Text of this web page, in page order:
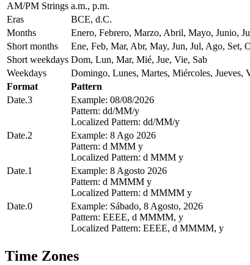
AM/PM Strings a.m., p.m.
Eras
BCE, d.C.
Months
Enero, Febrero, Marzo, Abril, Mayo, Junio,
Short months
Ene, Feb, Mar, Abr, May, Jun, Jul, Ago, Set,
Short weekdays Dom, Lun, Mar, Mié, Jue, Vie, Sab
Weekdays
Domingo, Lunes, Martes, Miércoles, Jueves,
Format
Pattern
Date.3
Example: 08/08/2026
Pattern: dd/MM/y
Localized Pattern: dd/MM/y
Date.2
Example: 8 Ago 2026
Pattern: d MMM y
Localized Pattern: d MMM y
Date.1
Example: 8 Agosto 2026
Pattern: d MMMM y
Localized Pattern: d MMMM y
Date.0
Example: Sábado, 8 Agosto, 2026
Pattern: EEEE, d MMMM, y
Localized Pattern: EEEE, d MMMM, y
Time Zones